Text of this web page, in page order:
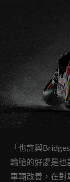
「也許與
輪胎的好處是也
車輛改善，在